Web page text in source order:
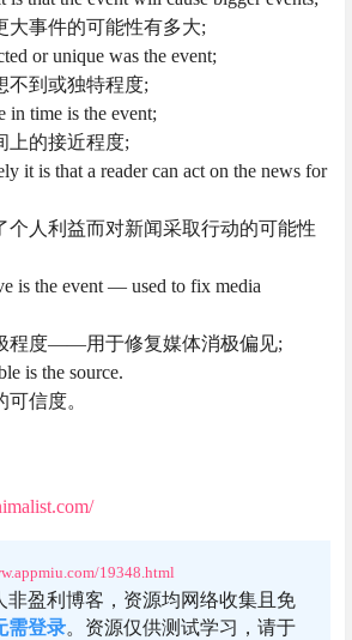
大事件的可能性有多大;
or unique was the event;
不到或独特程度;
in time is the event;
上的接近程度;
it is that a reader can act on the news for
个人利益而对新闻采取行动的可能性
is the event — used to fix media
程度——用于修复媒体消极偏见;
is the source.
信度。
19348.html
非盈利博客，资源均网络收集且免
需登录。资源仅供测试学习，请于